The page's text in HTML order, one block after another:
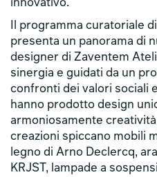
innovativo.
Il programma curatoriale
presenta un panorama di
designer di Zaventem
sinergia e guidati da un
confronti dei valori sociali
hanno prodotto design
armoniosamente
creazioni spiccano mobili
legno di Arno Declercq,
KRJST, lampade a